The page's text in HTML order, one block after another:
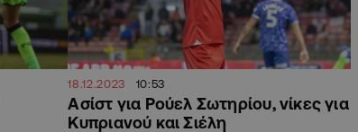
18.12.2023 10:53
Ασίστ για Ρούελ Σωτηρίου, νίκες για
Κυπριανού και Σιέλη